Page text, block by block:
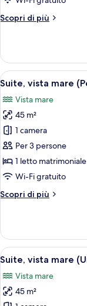
(Andromeda)
Scopri di più
Altri
vista
mare
(Andromeda)
Apri
tutte
le
foto
per
Suite,
vista
mare
(Pegasus)
9
Suite, vista mare
Vista mare
45 m²
1 camera
Per 3 persone
1 letto
Wi-Fi gratuito
Scopri di più
Altri
vista
mare
(Pegasus)
Apri
tutte
le
foto
7
Suite, vista mare
Vista mare
45 m²